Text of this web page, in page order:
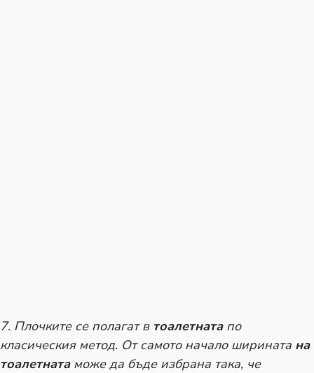
7. Плочките се полагат в тоалетнатапо
класическия метод. От самото начало ширината на
тоалетнатаможе да бъде избрана така, че